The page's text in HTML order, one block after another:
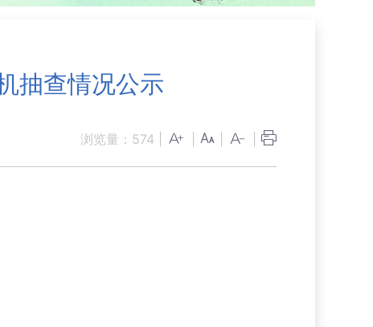
抽查情况公示
浏览量： 574